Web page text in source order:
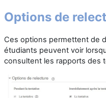
Options de
Ces options permettent de
étudiants peuvent voir
consultent les rapports des